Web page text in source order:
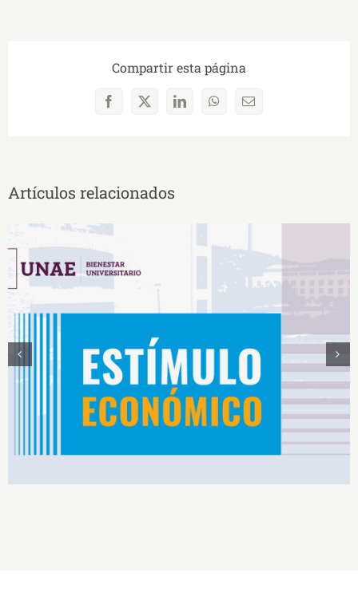
Compartir esta página
Facebook
X LinkedInWhatsAppCorreo
Artículos relacionados
Estímulos Económicos para Deportistas de Alto
Rendimiento IS2026